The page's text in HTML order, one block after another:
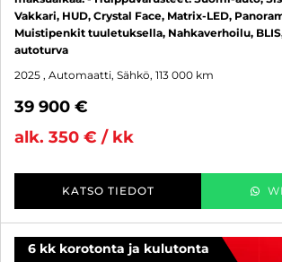
Vakkari, HUD, Crystal Face, Matrix-LED,
Muistipenkit tuuletuksella, Nahkaverhoilu, BLIS,
autoturva
2025 , Automaatti, Sähkö, 113 000 km
39 900 €
alk. 350 € / kk
KATSO TIEDOT
6 kk korotonta ja kulutonta